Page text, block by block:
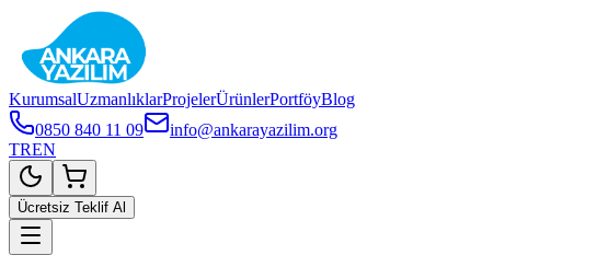
KurumsalUzmanlıklarProjelerÜrünlerPortföyBlog
0850 840 11 09
info@ankarayazilim.org
TREN
Ücretsiz Teklif Al